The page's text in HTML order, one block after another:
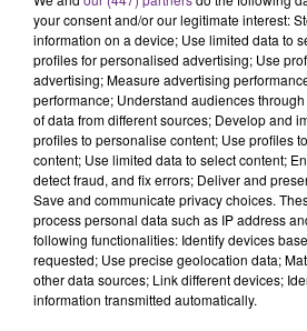
rémois. Le magasin JouéClub
fermer ses portes.
TITRES DIFFUSÉS
14h25
14h25
your consent and/or our legitimate interest:
information on a device; Use limited data to
profiles for personalised advertising; Use
advertising; Measure advertising
performance; Understand audiences
of data from different sources; Develop and
profiles to personalise content; Use profiles
content; Use limited data to select content;
detect fraud, and fix errors; Deliver and
Save and communicate privacy choices.
process personal data such as IP address
following functionalities: Identify devices
requested; Use precise geolocation data;
other data sources; Link different devices;
information transmitted automatically.